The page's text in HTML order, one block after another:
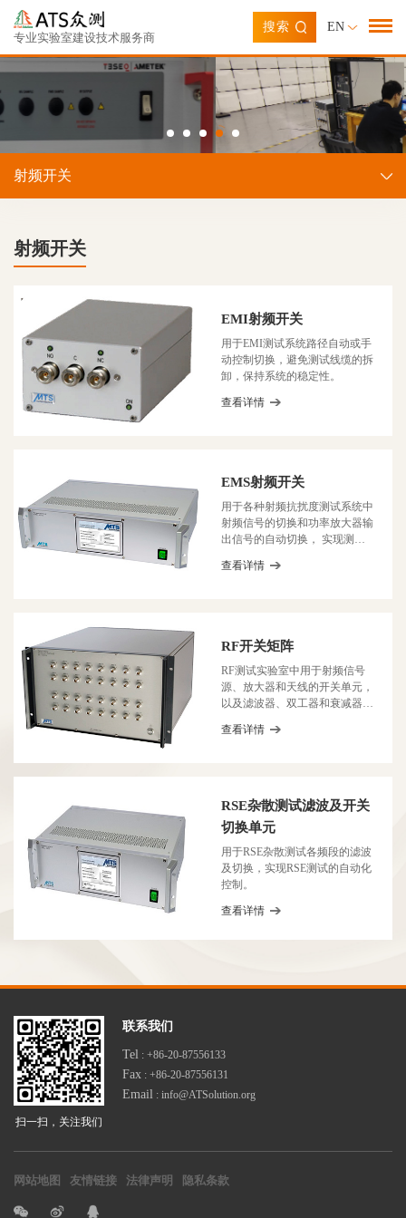
专业实验室建设技术服务商
搜索 EN
射频开关
射频开关
EMI射频开关
用于EMI测试系统路径自动或手
动控制切换，避免测试线缆的拆
卸，保持系统的稳定性。
查看详情
EMS射频开关
用于各种射频抗扰度测试系统中
射频信号的切换和功率放大器输
出信号的自动切换， 实现测试
查看详情
RF开关矩阵
RF测试实验室中用于射频信号
源、放大器和天线的开关单元，
以及滤波器、双工器和衰减器等
查看详情
RSE杂散测试滤波及开关
切换单元
用于RSE杂散测试各频段的滤波
及切换，实现RSE测试的自动化
控制。
查看详情
扫一扫，关注我们
联系我们
Tel : +86-20-87556133
Fax : +86-20-87556131
Email : info@ATSolution.org
网站地图 友情链接 法律声明 隐私条款